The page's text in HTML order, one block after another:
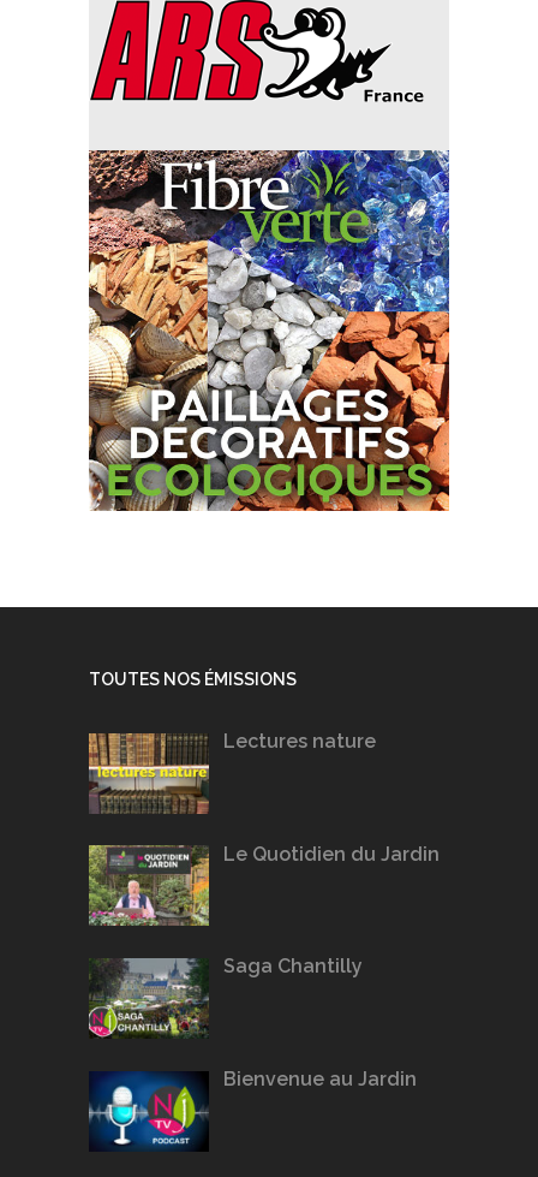
TOUTES NOS ÉMISSIONS
Lectures nature
Le Quotidien du Jardin
Saga Chantilly
Bienvenue au Jardin